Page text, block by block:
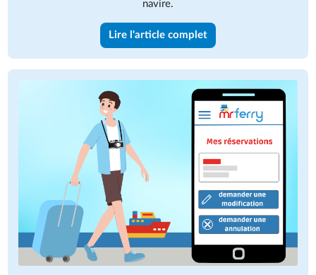
navire.
Lire l'article complet